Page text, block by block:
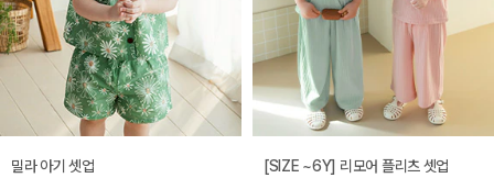
밀라 아기 셋업 [SIZE ~6Y] 리모어 플리츠 셋업